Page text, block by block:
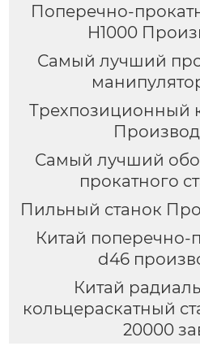
Поперечно-
H1000
Самый лучший
Трехпозиционный
Самый лучший
прокатного
Пильный станок
Китай поперечно-
d46
Китай
кольцераскатный
20000